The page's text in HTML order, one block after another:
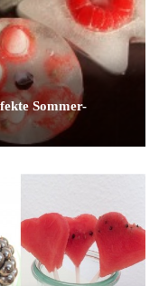
Sommer-